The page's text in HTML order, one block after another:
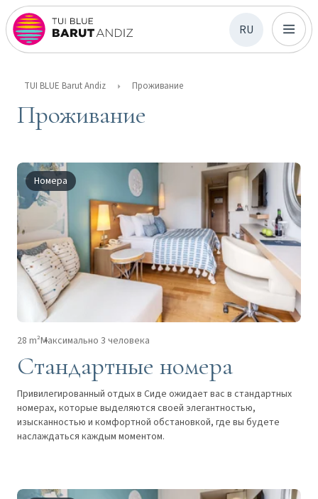
RU
TUI BLUE Barut Andiz Проживание
Проживание
Номера
28 m²Максимально 3 человека
Стандартные номера
Привилегированный отдых в Сиде ожидает вас в стандартных
номерах, которые выделяются своей элегантностью,
изысканностью и комфортной обстановкой, где вы будете
наслаждаться каждым моментом.